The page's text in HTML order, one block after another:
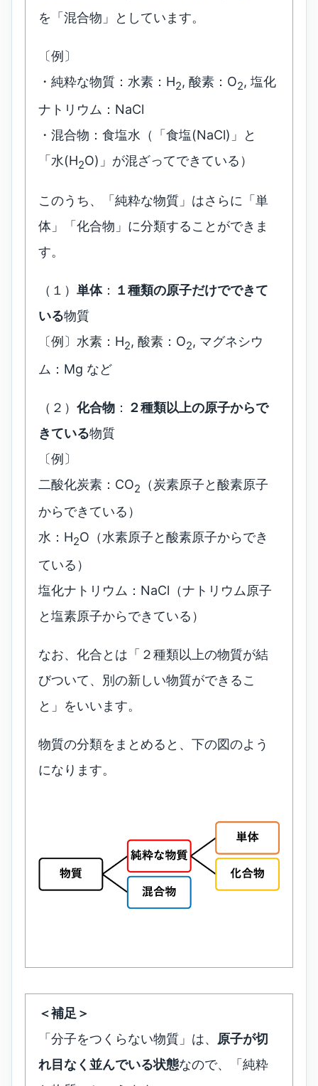
を「混合物」としています。
〔例〕
・純粋な物質：水素：H2, 酸素：O2, 塩化
ナトリウム：NaCl
・混合物：食塩水（「食塩(NaCl)」と
「水(H2O)」が混ざってできている）
このうち、「純粋な物質」はさらに「単
体」「化合物」に分類することができま
す。
（１） 単体： １種類の原子だけでできて
いる物質
〔例〕水素：H2, 酸素：O2, マグネシウ
ム：Mg など
（２） 化合物 ： ２種類以上の原子からで
きている物質
〔例〕
二酸化炭素：CO2
（炭素原子と酸素原子
からできている）
水：H2O（水素原子と酸素原子からでき
ている）
塩化ナトリウム：NaCl（ナトリウム原子
と塩素原子からできている）
なお、化合とは「２種類以上の物質が結
びついて、別の新しい物質ができるこ
と」をいいます。
物質の分類をまとめると、下の図のよう
になります。
＜補足＞
「分子をつくらない物質」は、 原子が切
れ目なく並んでいる状態なので、「純粋